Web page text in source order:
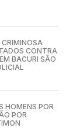
CONTRA
BACURI SÃO
HOMENS POR
POR